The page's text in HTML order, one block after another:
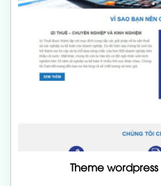
Theme